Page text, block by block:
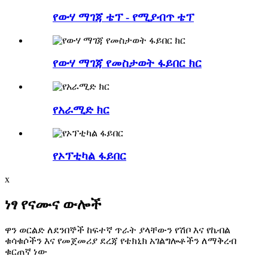
የውሃ ማገጃ ቴፕ - የሚያብጥ ቴፕ
የውሃ ማገጃ የመስታወት ፋይበር ክር
የአራሚድ ክር
የኦፕቲካል ፋይበር
x
ነፃ የናሙና ውሎች
ዋን ወርልድ ለደንበኞች ከፍተኛ ጥራት ያላቸውን የሽቦ እና የኬብል
ቁሳቁሶችን እና የመጀመሪያ ደረጃ የቴክኒክ አገልግሎቶችን ለማቅረብ
ቁርጠኛ ነው